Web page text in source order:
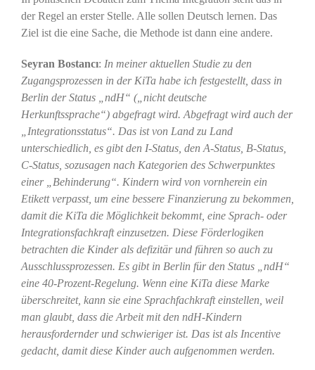
der Regel an erster Stelle. Alle sollen Deutsch lernen. Das
Ziel ist die eine Sache, die Methode ist dann eine andere.
Seyran Bostancı: In meiner aktuellen Studie zu den
Zugangsprozessen in der KiTa habe ich festgestellt, dass in
Berlin der Status „ndH“ („nicht deutsche
Herkunftssprache“) abgefragt wird. Abgefragt wird auch der
„Integrationsstatus“. Das ist von Land zu Land
unterschiedlich, es gibt den I-Status, den A-Status, B-Status,
C-Status, sozusagen nach Kategorien des Schwerpunktes
einer „Behinderung“. Kindern wird von vornherein ein
Etikett verpasst, um eine bessere Finanzierung zu bekommen,
damit die KiTa die Möglichkeit bekommt, eine Sprach- oder
Integrationsfachkraft einzusetzen. Diese Förderlogiken
betrachten die Kinder als defizitär und führen so auch zu
Ausschlussprozessen. Es gibt in Berlin für den Status „ndH“
eine 40-Prozent-Regelung. Wenn eine KiTa diese Marke
überschreitet, kann sie eine Sprachfachkraft einstellen, weil
man glaubt, dass die Arbeit mit den ndH-Kindern
herausfordernder und schwieriger ist. Das ist als Incentive
gedacht, damit diese Kinder auch aufgenommen werden.